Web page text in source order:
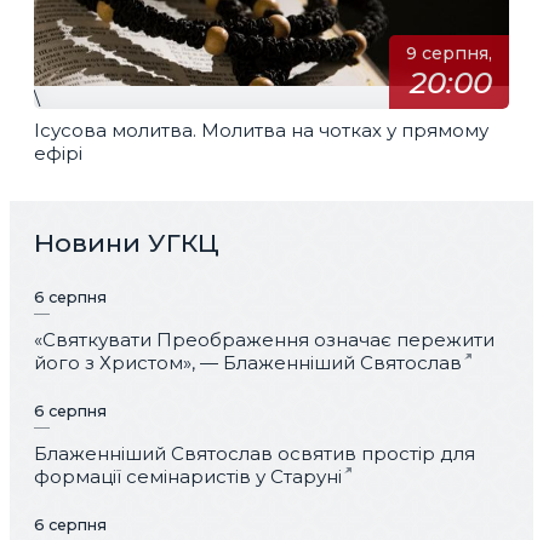
9 серпня,
20:00
\
Ісусова молитва. Молитва на чотках у прямому
ефірі
Новини УГКЦ
6 серпня
«Святкувати Преображення означає пережити
його з Христом», — Блаженніший Святослав
6 серпня
Блаженніший Святослав освятив простір для
формації семінаристів у Старуні
6 серпня